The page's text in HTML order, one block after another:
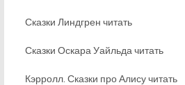
Сказки Линдгрен читать
Сказки Оскара Уайльда читать
Кэрролл. Сказки про Алису читать